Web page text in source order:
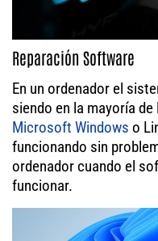
Reparación Software
En un ordenador el
siendo en la mayoría
Microsoft Windows o
funcionando sin
ordenador cuando el
funcionar.